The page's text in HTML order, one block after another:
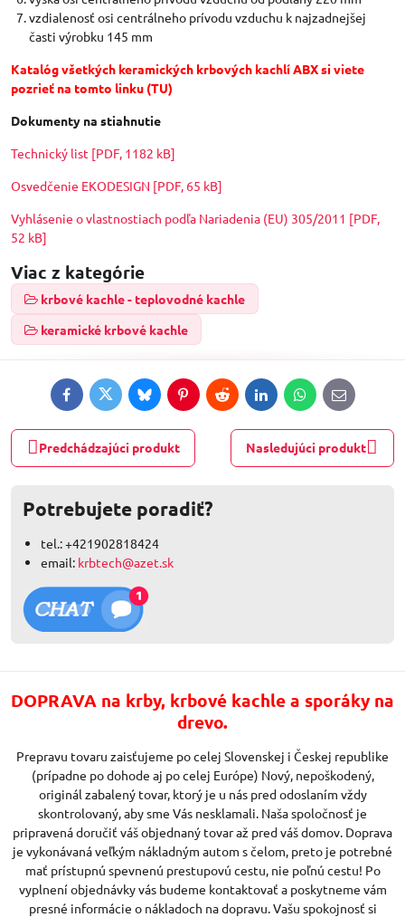
vzdialenosť osi centrálneho prívodu vzduchu k najzadnejšej
časti výrobku 145 mm
Katalóg všetkých keramických krbových kachlí ABX si viete
pozrieť na tomto linku (TU)
Dokumenty na stiahnutie
Technický list [PDF, 1182 kB]
Osvedčenie EKODESIGN [PDF, 65 kB]
Vyhlásenie o vlastnostiach podľa Nariadenia (EU) 305/2011 [PDF,
52 kB]
Viac z kategórie
krbové kachle - teplovodné kachle
keramické krbové kachle
FacebookTwitterBlueskyPinterestRedditLinkedInWhatsApp
E-
mail
Predchádzajúci produkt Nasledujúci produkt
Potrebujete poradiť?
tel.: +421902818424
email: krbtech@azet.sk
DOPRAVA na krby, krbové kachle a sporáky na
drevo.
Prepravu tovaru zaisťujeme po celej Slovenskej i Českej republike
(prípadne po dohode aj po celej Európe) Nový, nepoškodený,
originál zabalený tovar, ktorý je u nás pred odoslaním vždy
skontrolovaný, aby sme Vás nesklamali. Naša spoločnosť je
pripravená doručiť váš objednaný tovar až pred váš domov. Doprava
je vykonávaná veľkým nákladným autom s čelom, preto je potrebné
mať prístupnú spevnenú prestupovú cestu, nie poľnú cestu! Po
vyplnení objednávky vás budeme kontaktovať a poskytneme vám
presné informácie o nákladoch na dopravu. Vašu spokojnosť si